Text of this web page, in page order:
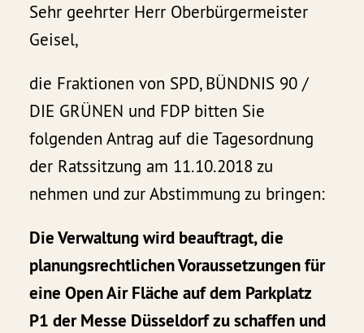
Sehr geehrter Herr Oberbürgermeister
Geisel,
die Fraktionen von SPD, BÜNDNIS 90 /
DIE GRÜNEN und FDP bitten Sie
folgenden Antrag auf die Tagesordnung
der Ratssitzung am 11.10.2018 zu
nehmen und zur Abstimmung zu bringen:
Die Verwaltung wird beauftragt, die
planungsrechtlichen Voraussetzungen für
eine Open Air Fläche auf dem Parkplatz
P1 der Messe Düsseldorf zu schaffen und